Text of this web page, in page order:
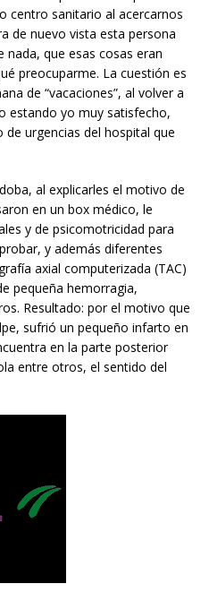
centro sanitario al acercarnos
de nuevo vista esta persona
que esas cosas eran
preocuparme. La cuestión es
de “vacaciones”, al volver a
estando yo muy satisfecho,
urgencias del hospital que
al explicarles el motivo de
en un box médico, le
y de psicomotricidad para
y además diferentes
axial computerizada (TAC)
pequeña hemorragia,
Resultado: por el motivo que
sufrió un pequeño infarto en
en la parte posterior
entre otros, el sentido del